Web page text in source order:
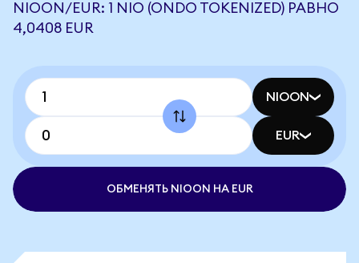
NIOON/EUR: 1 NIO (ONDO TOKENIZED) РАВНО
4,0408 EUR
NIOON
EUR
ОБМЕНЯТЬ NIOON НА EUR